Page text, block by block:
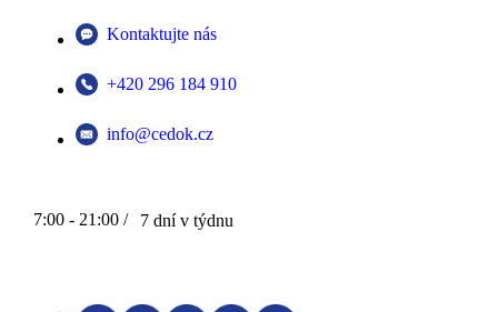
Kontaktujte nás
+420 296 184 910
info@cedok.cz
7:00 - 21:00 / 7 dní v týdnu